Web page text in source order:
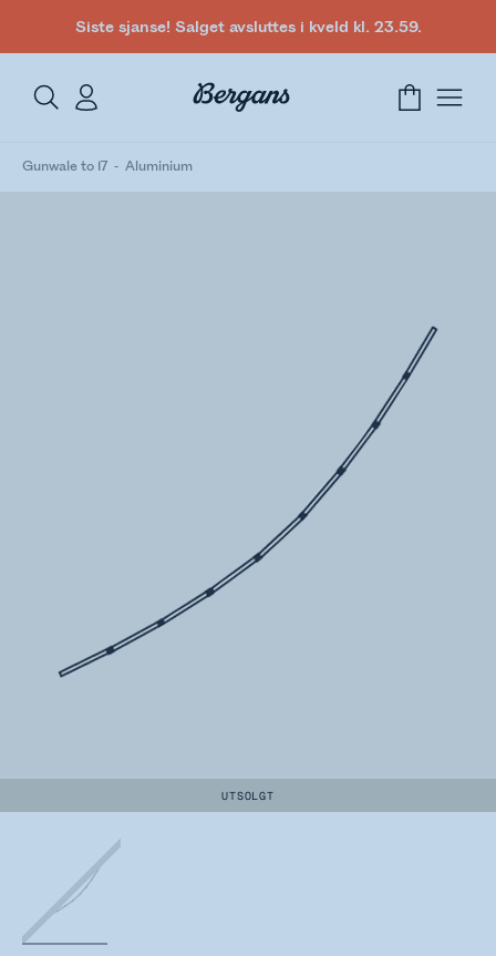
Siste sjanse! Salget avsluttes i kveld kl. 23.59.
Gunwale to 17 Aluminium
UTSOLGT